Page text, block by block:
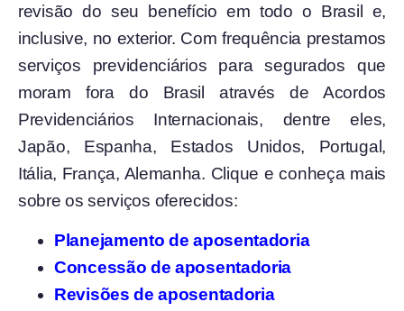
revisão do seu benefício em todo o Brasil e,
inclusive, no exterior. Com frequência prestamos
serviços previdenciários para segurados que
moram fora do Brasil através de Acordos
Previdenciários Internacionais, dentre eles,
Japão, Espanha, Estados Unidos, Portugal,
Itália, França, Alemanha. Clique e conheça mais
sobre os serviços oferecidos:
Planejamento de aposentadoria
Concessão de aposentadoria
Revisões de aposentadoria